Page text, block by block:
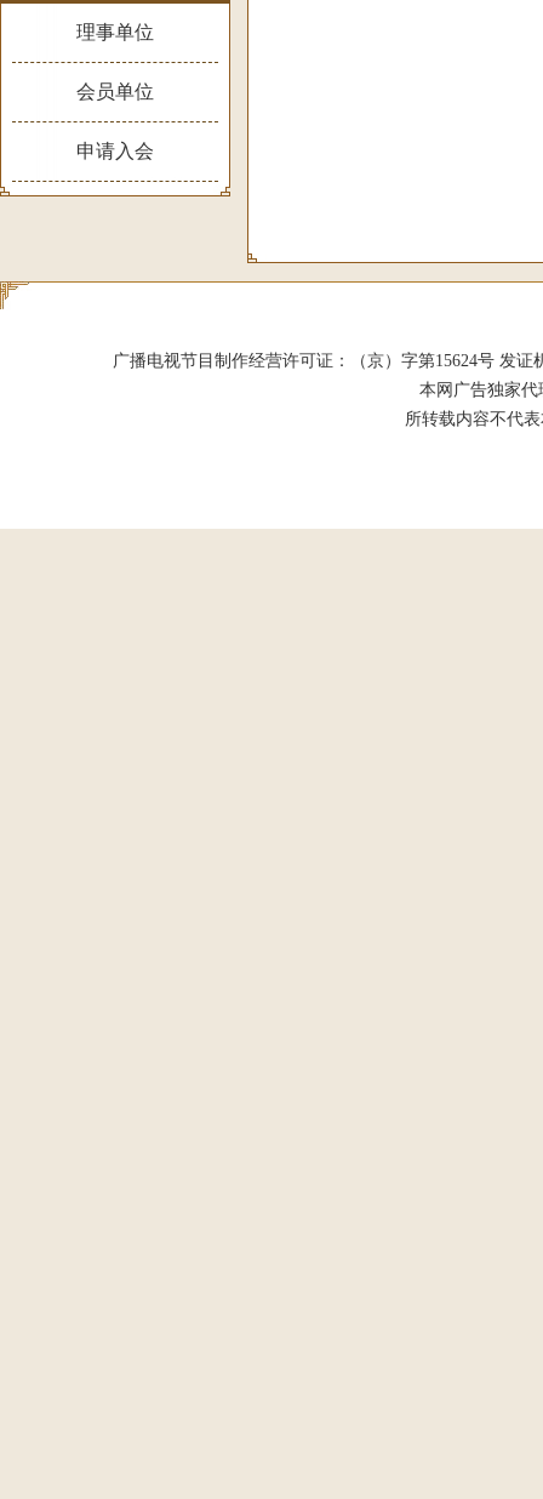
理事单位
会员单位
申请入会
广播电视节目制作经营许可证：（京）字第15624号 发证
本网广告独家
所转载内容不代